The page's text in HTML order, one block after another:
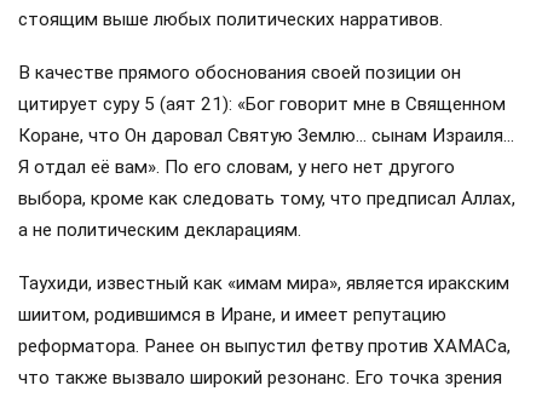
стоящим выше любых политических нарративов.
В качестве прямого обоснования своей позиции он
цитирует суру 5 (аят 21): «Бог говорит мне в Священном
Коране, что Он даровал Святую Землю… сынам Израиля…
Я отдал её вам». По его словам, у него нет другого
выбора, кроме как следовать тому, что предписал Аллах,
а не политическим декларациям.
Таухиди, известный как «имам мира», является иракским
шиитом, родившимся в Иране, и имеет репутацию
реформатора. Ранее он выпустил фетву против ХАМАСа,
что также вызвало широкий резонанс. Его точка зрения